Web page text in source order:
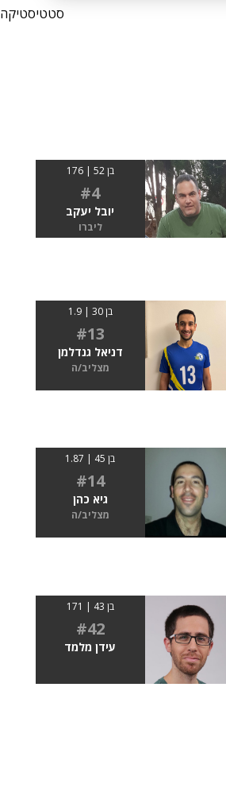
בן 52 | 176
#4
יובל יעקב
ליברו
בן 30 | 1.9
#13
דניאל גנדלמן
מצליב/ה
בן 45 | 1.87
#14
גיא כהן
מצליב/ה
בן 43 | 171
#42
עידן מלמד